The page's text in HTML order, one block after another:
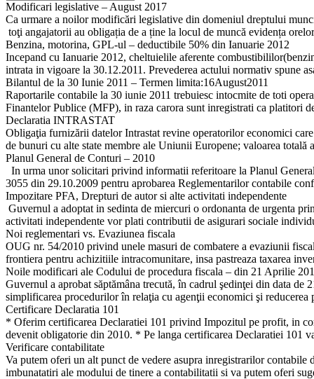
Modificari legislative – August 2017
Ca urmare a noilor modificări legislative din domeniul dreptului
toţi angajatorii au obligația de a ține la locul de muncă evidența
Benzina, motorina, GPL-ul – deductibile 50% din Ianuarie 2012
Incepand cu Ianuarie 2012, cheltuielile aferente
intrata in vigoare la 30.12.2011. Prevederea actului normativ
Bilantul de la 30 Iunie 2011 – Termen limita:16August2011
Raportarile contabile la 30 iunie 2011 trebuiesc intocmite de toti
Finantelor Publice (MFP), in raza carora sunt inregistrati ca platitori
Declaratia INTRASTAT
Obligaţia furnizării datelor Intrastat revine operatorilor economici
de bunuri cu alte state membre ale Uniunii Europene; valoarea
Planul General de Conturi – 2010
In urma unor solicitari privind informatii referitoare la Planul
3055 din 29.10.2009 pentru aprobarea Reglementarilor contabile
Impozitare PFA, Drepturi de autor si alte activitati independente
Guvernul a adoptat in sedinta de miercuri o ordonanta de urgenta
activitati independente vor plati contributii de asigurari sociale
Noi reglementari vs. Evaziunea fiscala
OUG nr. 54/2010 privind unele masuri de combatere a evaziunii
frontiera pentru achizitiile intracomunitare, insa pastreaza taxarea
Noile modificari ale Codului de procedura fiscala – din 21 Aprilie
Guvernul a aprobat săptămâna trecută, în cadrul şedinţei din data
simplificarea procedurilor în relaţia cu agenţii economici şi
Certificare Declaratia 101
* Oferim certificarea Declaratiei 101 privind Impozitul pe profit, in
devenit obligatorie din 2010. * Pe langa certificarea Declaratiei 101
Verificare contabilitate
Va putem oferi un alt punct de vedere asupra inregistrarilor
imbunatatiri ale modului de tinere a contabilitatii si va putem oferi